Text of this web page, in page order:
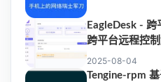
EagleDesk -
跨平台远程控
2025-08-04
Tengine-rpm